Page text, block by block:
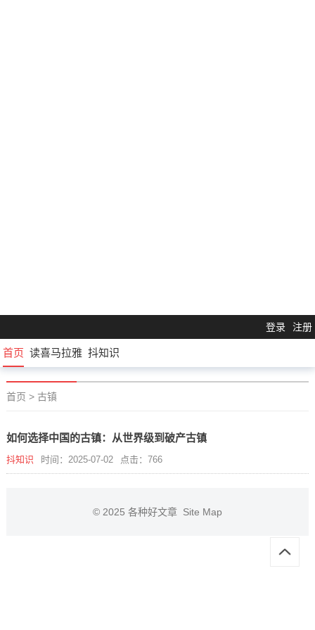
登录 注册
首页 读喜马拉雅 抖知识
首页 > 古镇
如何选择中国的古镇：从世界级到破产古镇
抖知识 时间：2025-07-02 点击：766
© 2025 各种好文章 Site Map